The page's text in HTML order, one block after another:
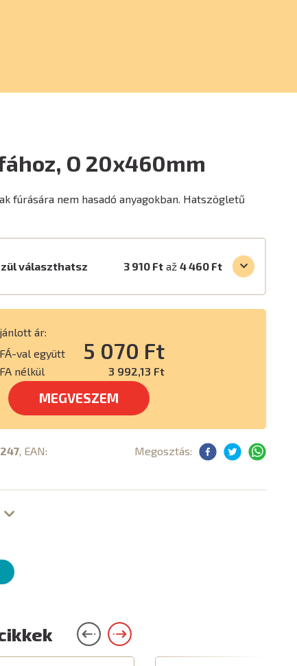
O 20x460mm
fúrására nem hasadó anyagokban. Hatszögletű
választhatsz 3 910 Ft až 4 460 Ft
ár:
val együtt
5 070 Ft
nélkül 3 992,13 Ft
MEGVESZEM
, EAN:
Megosztás: